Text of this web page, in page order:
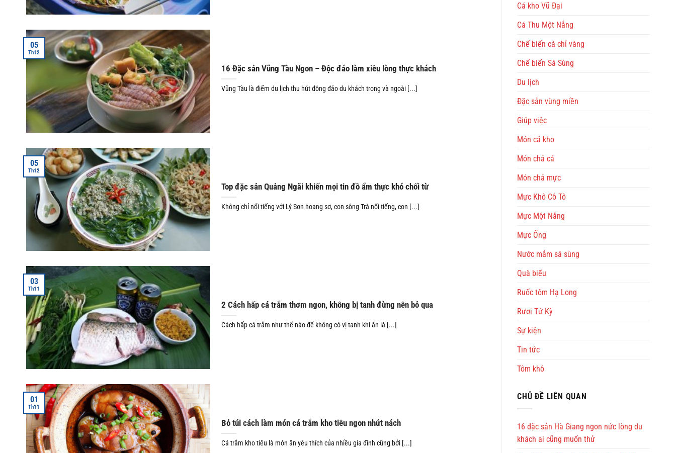
16 Đặc sản Vũng Tàu Ngon – Độc đáo làm xiêu lòng thực khách
Vũng Tàu là điểm du lịch thu hút đông đảo du khách trong và ngoài [...]
05
Th12
Top đặc sản Quảng Ngãi khiến mọi tin đồ ẩm thực khó chối từ
Không chỉ nổi tiếng với Lý Sơn hoang sơ, con sông Trà nổi tiếng, con [...]
05
Th12
2 Cách hấp cá trắm thơm ngon, không bị tanh đừng nên bỏ qua
Cách hấp cá trắm như thế nào để không có vị tanh khi ăn là [...]
03
Th11
Bỏ túi cách làm món cá trắm kho tiêu ngon nhứt nách
Cá trắm kho tiêu là món ăn yêu thích của nhiều gia đình cũng bởi [...]
01
Th11
Cá kho Vũ Đại
Cá Thu Một Nắng
Chế biến cá chỉ vàng
Chế biến Sá Sùng
Du lịch
Đặc sản vùng miền
Giúp việc
Món cá kho
Món chả cá
Món chả mực
Mực Khô Cô Tô
Mực Một Nắng
Mực Ống
Nước mắm sá sùng
Quà biếu
Ruốc tôm Hạ Long
Rươi Tứ Kỳ
Sự kiện
Tin tức
Tôm khô
CHỦ ĐỀ LIÊN QUAN
16 đặc sản Hà Giang ngon nức lòng du
khách ai cũng muốn thử